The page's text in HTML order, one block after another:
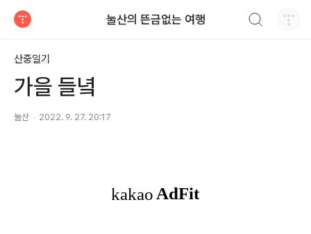
눌산의 뜬금없는 여행
산중일기
가을 들녘
눌산 2022. 9. 27. 20:17